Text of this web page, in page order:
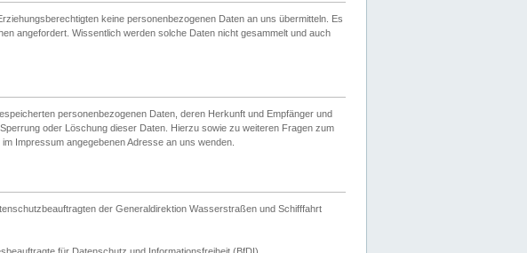
keine personenbezogenen Daten an uns übermitteln. Es
angefordert. Wissentlich werden solche Daten nicht gesammelt und auch
personenbezogenen Daten, deren Herkunft und Empfänger und
oder Löschung dieser Daten. Hierzu sowie zu weiteren Fragen zum
Impressum angegebenen Adresse an uns wenden.
der Generaldirektion Wasserstraßen und Schifffahrt